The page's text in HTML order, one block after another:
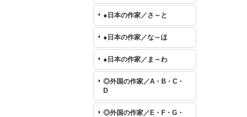
●日本の作家／さ～と
●日本の作家／な～ほ
●日本の作家／ま～わ
◎外国の作家／A・B・C・
D
◎外国の作家／E・F・G・